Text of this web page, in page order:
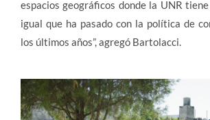
espacios geográficos donde la UNR
igual que ha pasado con la política de
los últimos años”, agregó Bartolacci.